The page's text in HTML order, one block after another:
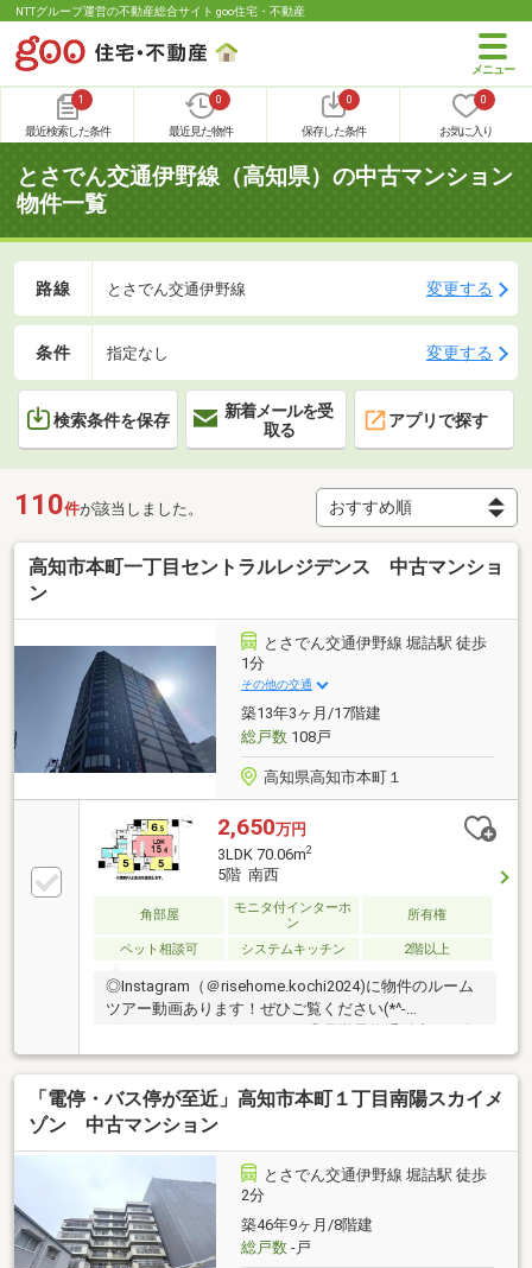
NTTグループ運営の不動産総合サイト goo住宅・不動産
1
最近検索した条件
0
最近見た物件
0
保存した条件
0
お気に入り
とさでん交通伊野線（高知県）の中古マンション
物件一覧
路線 とさでん交通伊野線 変更する
条件 指定なし 変更する
検索条件を保存
新着メールを受
取る
アプリで探す
110件が該当しました。
高知市本町一丁目セントラルレジデンス 中古マンショ
ン
とさでん交通伊野線 堀詰駅 徒歩
1分
その他の交通
築13年3ヶ月/17階建
総戸数108戸
高知県高知市本町１
2,650万円
3LDK 70.06m2
5階 南西
角部屋
モニタ付インターホ
ン
所有権
ペット相談可 システムキッチン 2階以上
◎Instagram（＠risehome.kochi2024)に物件のルーム
ツアー動画あります！ぜひご覧ください(*^-
住居・全居室収納付き＋ウォークイン完備・バルコニ
ー３箇所【周辺環境】・高知市立はりまや橋小学校
徒歩10分（約800ｍ）・高知市立城北中学校 徒歩29
分（約2100ｍ）
「電停・バス停が至近」高知市本町１丁目南陽スカイメ
ゾン 中古マンション
とさでん交通伊野線 堀詰駅 徒歩
2分
築46年9ヶ月/8階建
総戸数-戸